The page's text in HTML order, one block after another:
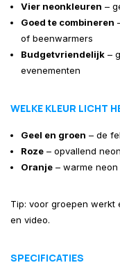
Vier neonkleuren –
Goed te combineren
of beenwarmers
Budgetvriendelijk –
evenementen
WELKE KLEUR LICHT
Geel en groen – de
Roze – opvallend
Oranje – warme
Tip: voor groepen werkt
en video.
SPECIFICATIES